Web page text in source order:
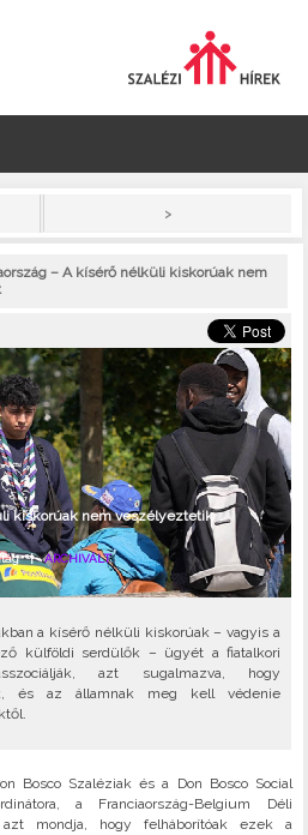
>
– A kísérő nélküli kiskorúak nem
kiskorúak nem veszélyeztetik
|ARCHIVÁLT
a kísérő nélküli kiskorúak – vagyis a
külföldi serdülők – ügyét a fiatalkori
azt sugalmazva, hogy
és az államnak meg kell védenie
Bosco Szaléziak és a Don Bosco Social
a Franciaország-Belgium Déli
azt mondja, hogy felháborítóak ezek a